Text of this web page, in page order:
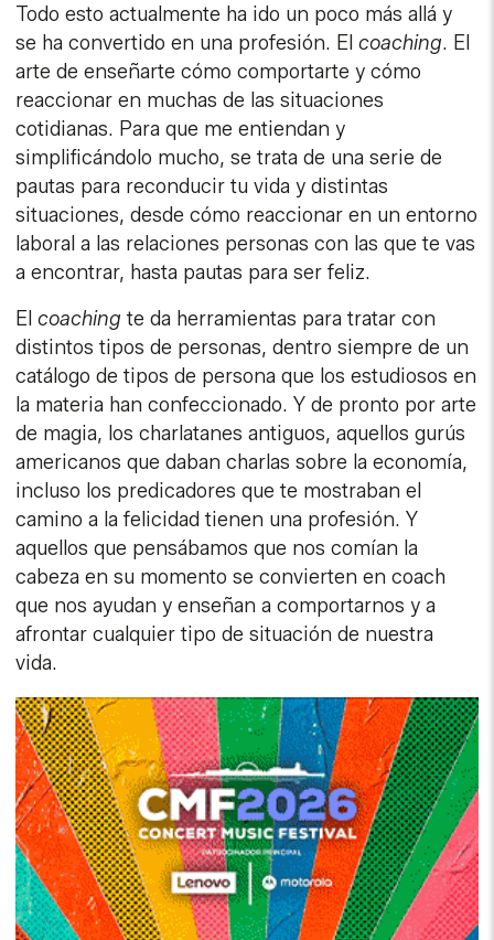
Todo esto actualmente ha ido un poco más allá y
se ha convertido en una profesión. Elcoaching. El
arte de enseñarte cómo comportarte y cómo
reaccionar en muchas de las situaciones
cotidianas. Para que me entiendan y
simplificándolo mucho, se trata de una serie de
pautas para reconducir tu vida y distintas
situaciones, desde cómo reaccionar en un entorno
laboral a las relaciones personas con las que te vas
a encontrar, hasta pautas para ser feliz.
Elcoachingte da herramientas para tratar con
distintos tipos de personas, dentro siempre de un
catálogo de tipos de persona que los estudiosos en
la materia han confeccionado. Y de pronto por arte
de magia, los charlatanes antiguos, aquellos gurús
americanos que daban charlas sobre la economía,
incluso los predicadores que te mostraban el
camino a la felicidad tienen una profesión. Y
aquellos que pensábamos que nos comían la
cabeza en su momento se convierten en coach
que nos ayudan y enseñan a comportarnos y a
afrontar cualquier tipo de situación de nuestra
vida.